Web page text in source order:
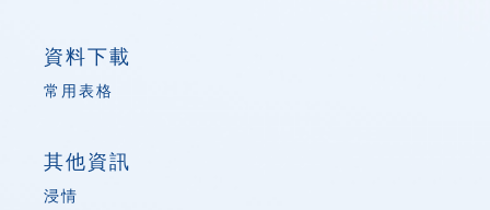
資料下載
常用表格
其他資訊
浸情